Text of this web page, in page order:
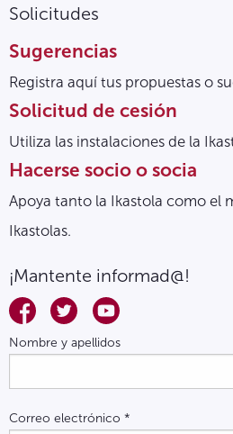
Solicitudes
Sugerencias
Registra aquí tus propuestas o
Solicitud de cesión
Utiliza las instalaciones de la
Hacerse socio o socia
Apoya tanto la Ikastola como el
Ikastolas.
¡Mantente informad@!
Nombre y apellidos
Correo electrónico *